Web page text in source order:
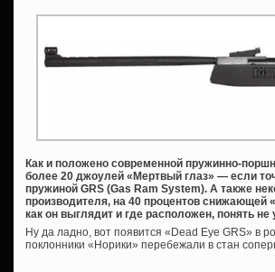
Как и положено современной пружинно-
более 20 джоулей «Мертвый глаз» — если
пружиной GRS (Gas Ram System). А также
производителя, на 40 процентов снижающей
как он выглядит и где расположен, понять не
Ну да ладно, вот появится «Dead Eye GRS» в
поклонники «Норики» перебежали в стан